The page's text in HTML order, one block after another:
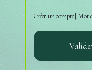
Créer un compte| Mot